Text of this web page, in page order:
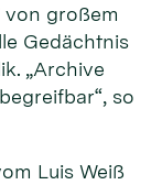
von großem
Gedächtnis
„Archive
so
Luis Weiß